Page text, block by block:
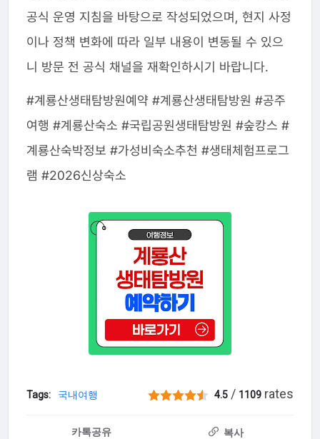
공식 운영 지침을 바탕으로 작성되었으며, 현지 사정
이나 정책 변화에 따라 일부 내용이 변동될 수 있으
니 방문 전 공식 채널을 재확인하시기 바랍니다.
#계룡산생태탐방원예약 #계룡산생태탐방원 #공주
여행 #계룡산숙소 #국립공원생태탐방원 #숲캉스 #
계룡산숙박정보 #가성비숙소추천 #생태체험프로그
램 #2026신상숙소
Tags: 국내여행 4.5 / 1109 rates
카톡공유 복사